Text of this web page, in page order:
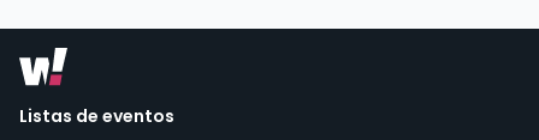
Listas de eventos